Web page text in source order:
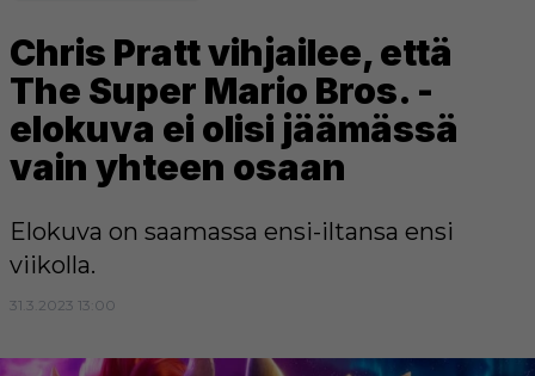
Chris Pratt vihjailee, että
The Super Mario Bros. -
elokuva ei olisi jäämässä
vain yhteen osaan
Elokuva on saamassa ensi-iltansa ensi
viikolla.
31.3.2023 13:00